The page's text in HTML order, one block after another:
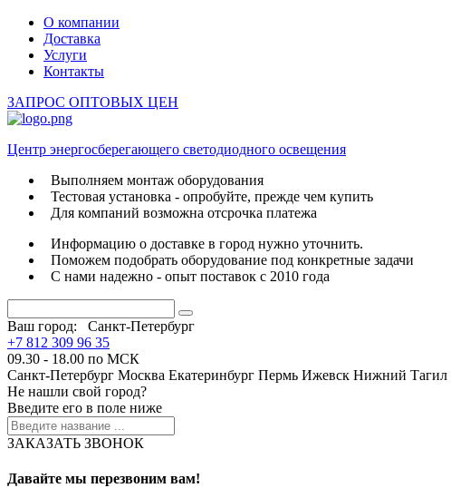
О компании
Доставка
Услуги
Контакты
ЗАПРОС ОПТОВЫХ ЦЕН
Центр энергосберегающего светодиодного освещения
Выполняем монтаж оборудования
Тестовая установка - опробуйте, прежде чем купить
Для компаний возможна отсрочка платежа
Информацию о доставке в город нужно уточнить.
Поможем подобрать оборудование под конкретные задачи
С нами надежно - опыт поставок с 2010 года
Ваш город:
Санкт-Петербург
+7 812 309 96 35
09.30 - 18.00 по МСК
Санкт-Петербург Москва Екатеринбург Пермь Ижевск Нижний Тагил
Не нашли свой город?
Введите его в поле ниже
ЗАКАЗАТЬ ЗВОНОК
Давайте мы перезвоним вам!